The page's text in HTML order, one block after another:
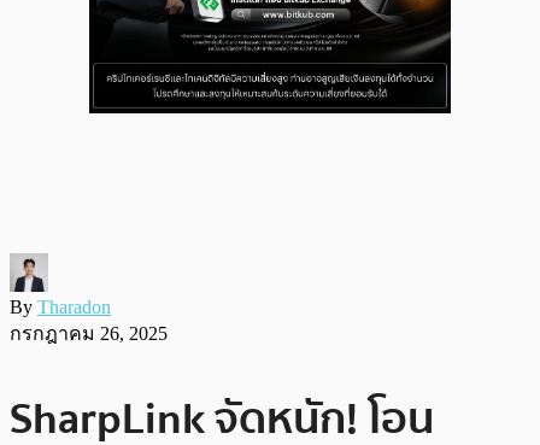
By Tharadon
กรกฎาคม 26, 2025
SharpLink จัดหนัก! โอน